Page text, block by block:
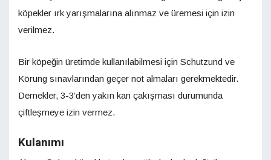
köpekler ırk yarışmalarına alınmaz ve üremesi için izin
verilmez.
Bir köpeğin üretimde kullanılabilmesi için Schutzund ve
Körung sınavlarından geçer not almaları gerekmektedir.
Dernekler, 3-3’den yakın kan çakışması durumunda
çiftleşmeye izin vermez.
Kulanımı